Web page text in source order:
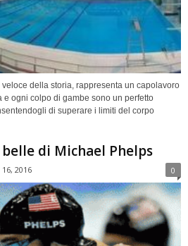
della storia, rappresenta un capolavoro
ogni colpo di gambe sono un perfetto
di superare i limiti del corpo
di Michael Phelps
16, 2016 0